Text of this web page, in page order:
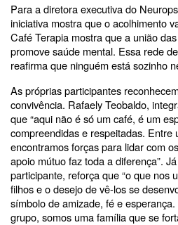
Para a diretora executiva do
iniciativa mostra que o acolhimento
Café Terapia mostra que a união
promove saúde mental. Essa rede
reafirma que ninguém está sozinho
As próprias participantes
convivência. Rafaely Teobaldo,
que “aqui não é só um café, é um
compreendidas e respeitadas. Entre
encontramos forças para lidar com
apoio mútuo faz toda a diferença”.
participante, reforça que “o que nos
filhos e o desejo de vê-los se
símbolo de amizade, fé e
grupo, somos uma família que se